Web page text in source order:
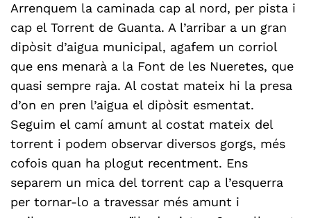
Arrenquem la caminada cap al nord, per pista i
cap el Torrent de Guanta. A l’arribar a un gran
dipòsit d’aigua municipal, agafem un corriol
que ens menarà a la Font de les Nueretes, que
quasi sempre raja. Al costat mateix hi la presa
d’on en pren l’aigua el dipòsit esmentat.
Seguim el camí amunt al costat mateix del
torrent i podem observar diversos gorgs, més
cofois quan ha plogut recentment. Ens
separem un mica del torrent cap a l’esquerra
per tornar-lo a travessar més amunt i